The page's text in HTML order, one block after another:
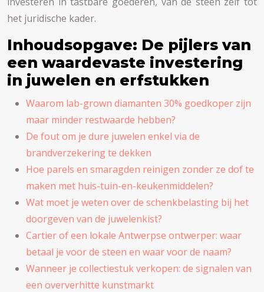
het juridische kader.
Inhoudsopgave: De pijlers van
een waardevaste investering
in juwelen en erfstukken
Waarom lab-grown diamanten 30% goedkoper zijn
maar minder restwaarde hebben?
De fout om je dure juwelen enkel via de
brandverzekering te dekken
Hoe parels en smaragden reinigen zonder ze dof te
maken met huis-tuin-en-keukenmiddelen?
Wat moet je weten over de schenkbelasting bij het
doorgeven van de juwelenkist?
Cartier of een lokale Antwerpse ontwerper: waar
betaal je voor de steen en waar voor de naam?
Wanneer je collectiestuk verkopen: de signalen van
een oververhitte kunstmarkt